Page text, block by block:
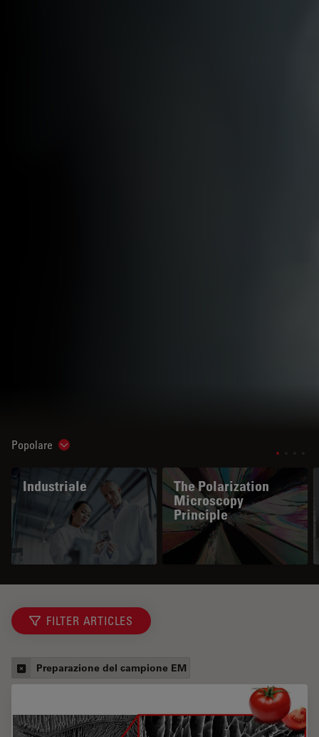
Popolare Show subnavigation
Industriale
The Polarization
Microscopy
Principle
FILTER ARTICLES
Preparazione del campione EM